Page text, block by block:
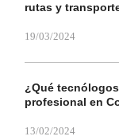
rutas y
19/03/2024
¿Qué
profesional en
13/02/2024